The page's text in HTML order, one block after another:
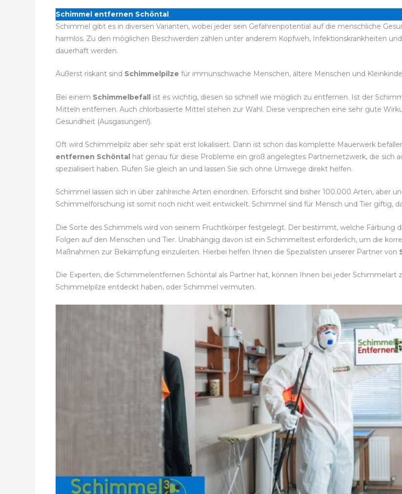
Schimmel entfernen Schöntal
Schimmel gibt es in diversen Varianten, wobei jeder sein Gefahrenpotential auf die menschliche
harmlos. Zu den möglichen Beschwerden zählen unter anderem Kopfweh, Infektionskrankheiten
dauerhaft werden.
Äußerst riskant sind Schimmelpilze für immunschwache Menschen, ältere Menschen und
Bei einem Schimmelbefall ist es wichtig, diesen so schnell wie möglich zu entfernen. Ist der
Mitteln entfernen. Auch chlorbasierte Mittel stehen zur Wahl. Diese versprechen eine sehr gute
Gesundheit (Ausgasungen!).
Oft wird Schimmelpilz aber sehr spät erst lokalisiert. Dann ist schon das komplette Mauerwerk
entfernen Schöntal hat genau für diese Probleme ein groß angelegtes Partnernetzwerk, die sich
spezialisiert haben. Rufen Sie gleich an und lassen Sie sich ohne Umwege direkt helfen.
Schimmel lassen sich in über zahlreiche Arten einordnen. Erforscht sind bisher 100.000 Arten, aber
Schimmelforschung ist somit noch nicht weit entwickelt. Schimmel sind für Mensch und Tier giftig,
Die Sorte des Schimmels wird von seinem Fruchtkörper festgelegt. Der bestimmt, welche Färbung
Folgen auf den Menschen und Tier. Unabhängig davon ist ein Schimmeltest erforderlich, um die
Maßnahmen zur Bekämpfung einzuleiten. Hierbei helfen Ihnen die Spezialisten unserer Partner von
Die Experten, die Schimmelentfernen Schöntal als Partner hat, können Ihnen bei jeder Schimmelart
Schimmelpilze entdeckt haben, oder Schimmel vermuten.